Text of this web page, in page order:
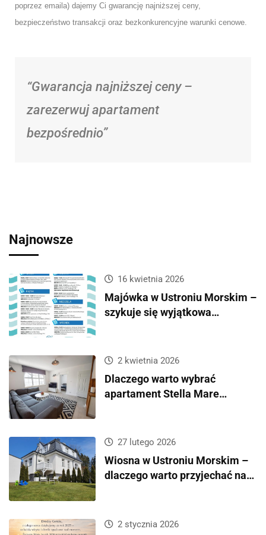
poprzez emaila) dajemy Ci gwarancję najniższej ceny,
bezpieczeństwo transakcji oraz bezkonkurencyjne warunki cenowe.
“Gwarancja najniższej ceny –
zarezerwuj apartament
bezpośrednio”
Najnowsze
16 kwietnia 2026
Majówka w Ustroniu Morskim –
szykuje się wyjątkowa
2 kwietnia 2026
Dlaczego warto wybrać
apartament Stella Mare
27 lutego 2026
Wiosna w Ustroniu Morskim –
dlaczego warto przyjechać nad
2 stycznia 2026